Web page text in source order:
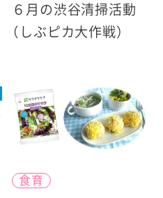
６月の渋谷清掃活動
（しぶピカ大作戦）
食育